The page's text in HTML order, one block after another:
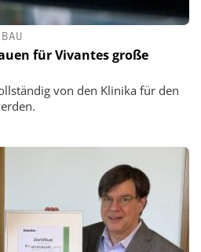
für Vivantes große
von den Klinika für den